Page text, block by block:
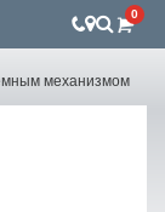
0
механизмом